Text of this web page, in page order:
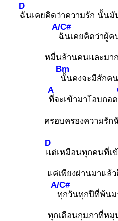
D
ฉันเคยคิดว่าความรัก นั้นมั
A/C#
ฉันเคยคิดว่าผู้ค
หมื่นล้านคนและมา
Bm
นั้นคงจะมีสักคน
A
ที่จะเข้ามาโอบกอด
ครอบครองความรัก
D
แต่เหมือนทุกคนที่เ
แค่เพียงผ่านมาแล้ว
A/C#
ทุกวันทุกปีที่พ้นม
ทุกเดือนกุมภาที่หมุ